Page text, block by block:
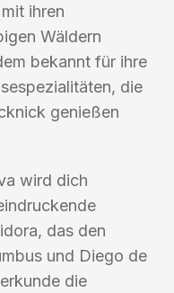
ihren
Wäldern
bekannt für ihre
die
genießen
wird dich
das den
und Diego de
die